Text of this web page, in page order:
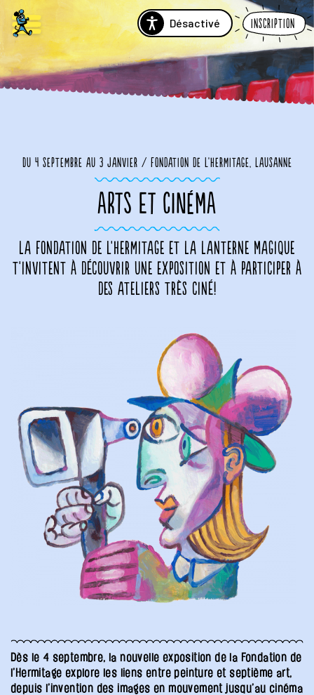
Désactivé Inscription
Du 4 septembre au 3 janvier / Fondation de l'Hermitage, Lausanne
ARTS ET CINÉMA
La Fondation de l'Hermitage et La Lanterne Magique
t'invitent à découvrir une exposition et à participer à
des ateliers très ciné!
Dès le 4 septembre, la nouvelle exposition de la Fondation de
l’Hermitage explore les liens entre peinture et septième art,
depuis l’invention des images en mouvement jusqu’au cinéma